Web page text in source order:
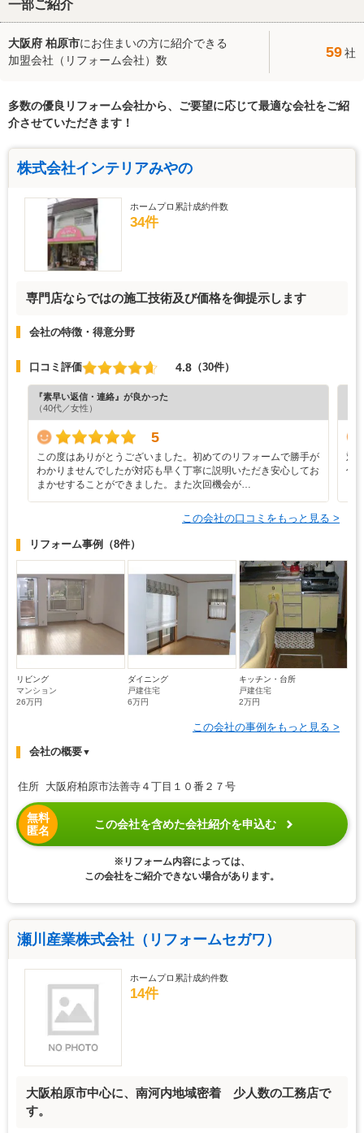
一部ご紹介
大阪府 柏原市にお住まいの方に紹介できる
加盟会社（リフォーム会社）数
59社
多数の優良リフォーム会社から、ご要望に応じて最適な会社をご紹
介させていただきます！
株式会社インテリアみやの
ホームプロ累計成約件数
34件
専門店ならではの施工技術及び価格を御提示します
会社の特徴・得意分野
口コミ評価 4.8 （30件）
『素早い返信・連絡』が良かった
（40代／女性）
5
この度はありがとうございました。初めてのリフォームで勝手が
わかりませんでしたが対応も早く丁寧に説明いただき安心してお
まかせすることができました。また次回機会が…
対
仕
この会社の口コミをもっと見る >
リフォーム事例 （8件）
リビング
マンション
26万円
ダイニング
戸建住宅
6万円
キッチン・台所
戸建住宅
2万円
この会社の事例をもっと見る >
会社の概要▼
住所 大阪府柏原市法善寺４丁目１０番２７号
無料
匿名
この会社を含めた会社紹介を申込む
※リフォーム内容によっては、
この会社をご紹介できない場合があります。
瀬川産業株式会社（リフォームセガワ）
ホームプロ累計成約件数
14件
大阪柏原市中心に、南河内地域密着 少人数の工務店で
す。